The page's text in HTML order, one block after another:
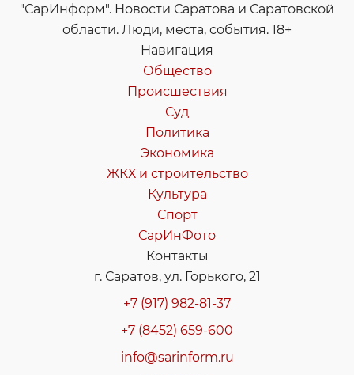
"СарИнформ". Новости Саратова и Саратовской
области. Люди, места, события. 18+
Навигация
Общество
Происшествия
Суд
Политика
Экономика
ЖКХ и строительство
Культура
Спорт
СарИнФото
Контакты
г. Саратов, ул. Горького, 21
+7 (917) 982-81-37
+7 (8452) 659-600
info@sarinform.ru